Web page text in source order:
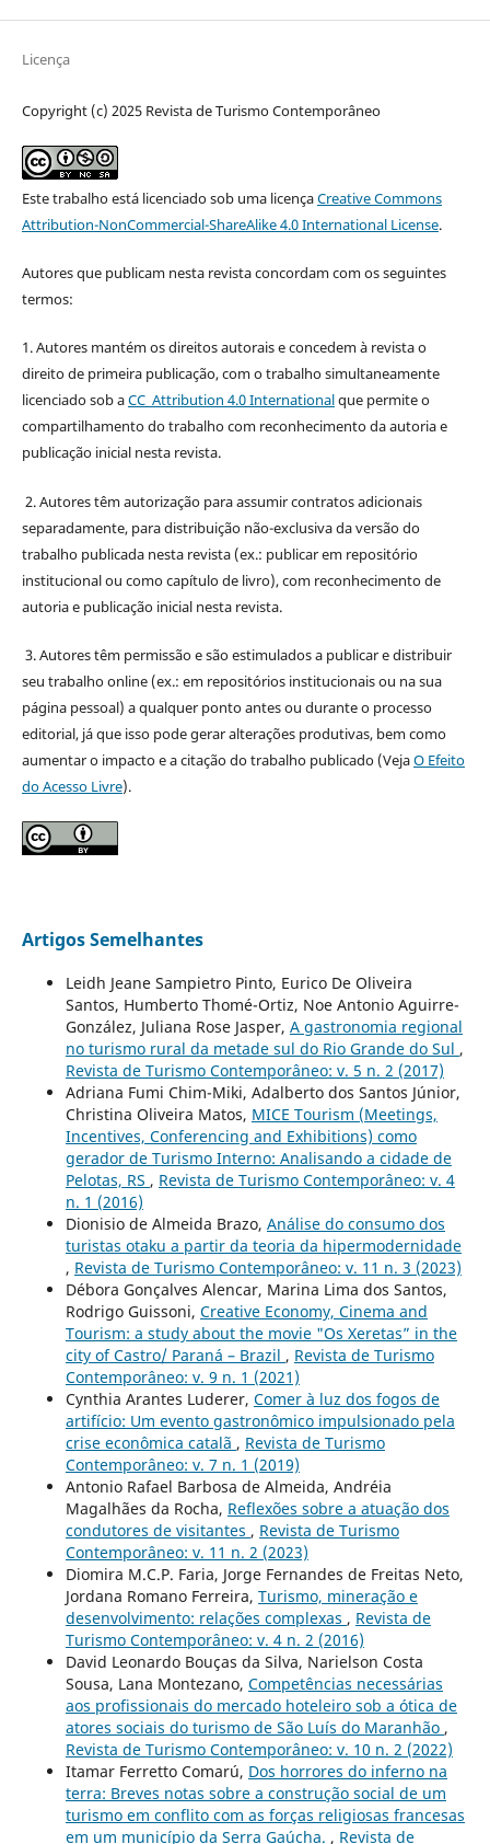
Licença
Copyright (c) 2025 Revista de Turismo Contemporâneo
Este trabalho está licenciado sob uma licençaCreative Commons
Attribution-NonCommercial-ShareAlike 4.0 International License.
Autores que publicam nesta revista concordam com os seguintes
termos:
1. Autores mantém os direitos autorais e concedem à revista o
direito de primeira publicação, com o trabalho simultaneamente
licenciado sob aCC Attribution 4.0 Internationalque permite o
compartilhamento do trabalho com reconhecimento da autoria e
publicação inicial nesta revista.
2. Autores têm autorização para assumir contratos adicionais
separadamente, para distribuição não-exclusiva da versão do
trabalho publicada nesta revista (ex.: publicar em repositório
institucional ou como capítulo de livro), com reconhecimento de
autoria e publicação inicial nesta revista.
3. Autores têm permissão e são estimulados a publicar e distribuir
seu trabalho online (ex.: em repositórios institucionais ou na sua
página pessoal) a qualquer ponto antes ou durante o processo
editorial, já que isso pode gerar alterações produtivas, bem como
aumentar o impacto e a citação do trabalho publicado (VejaO Efeito
do Acesso Livre).
Artigos Semelhantes
Leidh Jeane Sampietro Pinto, Eurico De Oliveira
Santos, Humberto Thomé-Ortiz, Noe Antonio Aguirre-
González, Juliana Rose Jasper, A gastronomia regional
no turismo rural da metade sul do Rio Grande do Sul ,
Revista de Turismo Contemporâneo: v. 5 n. 2 (2017)
Adriana Fumi Chim-Miki, Adalberto dos Santos Júnior,
Christina Oliveira Matos, MICE Tourism (Meetings,
Incentives, Conferencing and Exhibitions) como
gerador de Turismo Interno: Analisando a cidade de
Pelotas, RS , Revista de Turismo Contemporâneo: v. 4
n. 1 (2016)
Dionisio de Almeida Brazo, Análise do consumo dos
turistas otaku a partir da teoria da hipermodernidade
, Revista de Turismo Contemporâneo: v. 11 n. 3 (2023)
Débora Gonçalves Alencar, Marina Lima dos Santos,
Rodrigo Guissoni, Creative Economy, Cinema and
Tourism: a study about the movie "Os Xeretas” in the
city of Castro/ Paraná – Brazil , Revista de Turismo
Contemporâneo: v. 9 n. 1 (2021)
Cynthia Arantes Luderer, Comer à luz dos fogos de
artifício: Um evento gastronômico impulsionado pela
crise econômica catalã , Revista de Turismo
Contemporâneo: v. 7 n. 1 (2019)
Antonio Rafael Barbosa de Almeida, Andréia
Magalhães da Rocha, Reflexões sobre a atuação dos
condutores de visitantes , Revista de Turismo
Contemporâneo: v. 11 n. 2 (2023)
Diomira M.C.P. Faria, Jorge Fernandes de Freitas Neto,
Jordana Romano Ferreira, Turismo, mineração e
desenvolvimento: relações complexas , Revista de
Turismo Contemporâneo: v. 4 n. 2 (2016)
David Leonardo Bouças da Silva, Narielson Costa
Sousa, Lana Montezano, Competências necessárias
aos profissionais do mercado hoteleiro sob a ótica de
atores sociais do turismo de São Luís do Maranhão ,
Revista de Turismo Contemporâneo: v. 10 n. 2 (2022)
Itamar Ferretto Comarú, Dos horrores do inferno na
terra: Breves notas sobre a construção social de um
turismo em conflito com as forças religiosas francesas
em um município da Serra Gaúcha. , Revista de